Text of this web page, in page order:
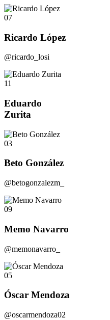
07
Ricardo López
@ricardo_losi
11
Eduardo
Zurita
03
Beto González
@betogonzalezm_
09
Memo Navarro
@memonavarro_
05
Óscar Mendoza
@oscarmendoza02